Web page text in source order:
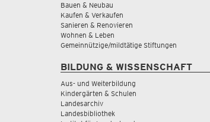
Bauen & Neubau
Kaufen & Verkaufen
Sanieren & Renovieren
Wohnen & Leben
Gemeinnützige/mildtätige Stiftungen
BILDUNG & WISSENSCHAFT
Aus- und Weiterbildung
Kindergärten & Schulen
Landesarchiv
Landesbibliothek